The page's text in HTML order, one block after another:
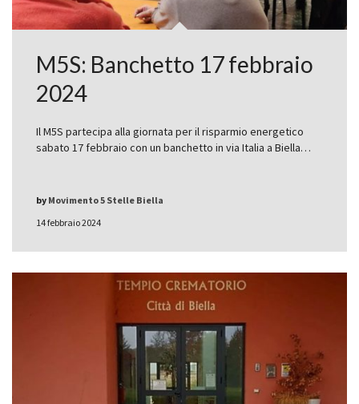
M5S: Banchetto 17 febbraio
2024
Il M5S partecipa alla giornata per il risparmio energetico
sabato 17 febbraio con un banchetto in via Italia a Biella…
14 febbraio 2024
by Movimento 5 Stelle Biella